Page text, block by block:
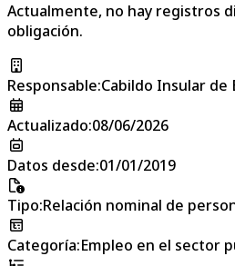
Actualmente, no hay registros
obligación.
Responsable:Cabildo Insular de
Actualizado:08/06/2026
Datos desde:01/01/2019
Tipo:Relación nominal de
Categoría:Empleo en el sector